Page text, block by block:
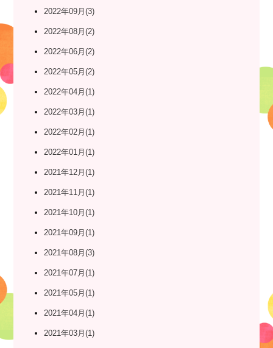
2022年09月(3)
2022年08月(2)
2022年06月(2)
2022年05月(2)
2022年04月(1)
2022年03月(1)
2022年02月(1)
2022年01月(1)
2021年12月(1)
2021年11月(1)
2021年10月(1)
2021年09月(1)
2021年08月(3)
2021年07月(1)
2021年05月(1)
2021年04月(1)
2021年03月(1)